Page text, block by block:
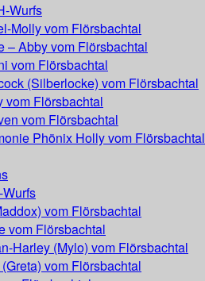
Wurfs
Molly vom Flörsbachtal
– Abby vom Flörsbachtal
vom Flörsbachtal
(Silberlocke) vom Flörsbachtal
vom Flörsbachtal
vom Flörsbachtal
Phönix Holly vom Flörsbachtal
vom Flörsbachtal
vom Flörsbachtal
Harley (Mylo) vom Flörsbachtal
vom Flörsbachtal